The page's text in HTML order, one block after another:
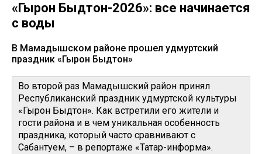
«Гырон Быдтон-2026»: все начинается
с воды
В Мамадышском районе прошел удмуртский
праздник «Гырон Быдтон»
Во второй раз Мамадышский район принял
Республиканский праздник удмуртской культуры
«Гырон Быдтон». Как встретили его жители и
гости района и в чем уникальная особенность
праздника, который часто сравнивают с
Сабантуем, – в репортаже «Татар-информа».